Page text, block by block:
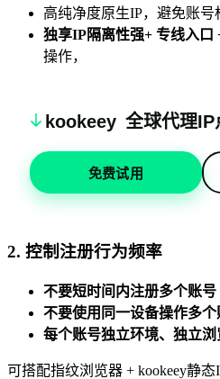
高纯净度原生IP，避免账
独享IP隔离性强+ 专线入口
操作，
kookeey 全球代理IP
免费试用
2. 控制注册行为频率
不要短时间内注册多个账号
不要使用同一设备操作多个
每个账号独立环境、独立浏
可搭配指纹浏览器 + kookeey静